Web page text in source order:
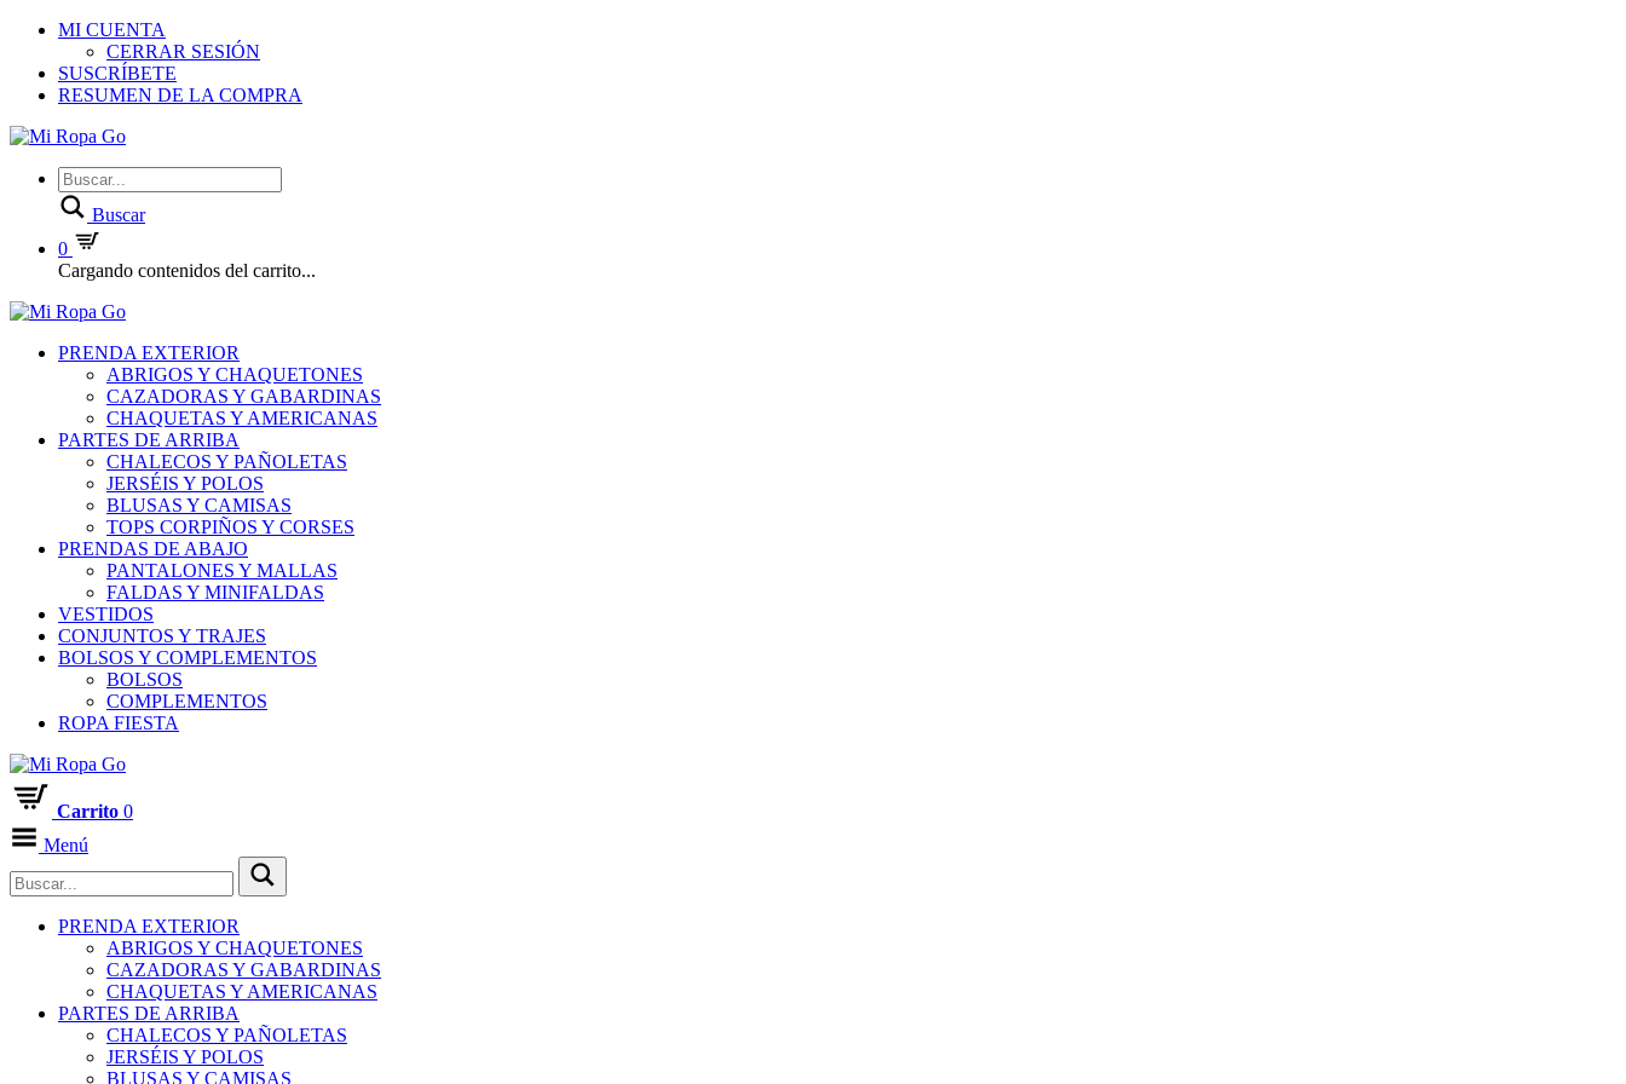
MI CUENTA
CERRAR SESIÓN
SUSCRÍBETE
RESUMEN DE LA COMPRA
Buscar
0
Cargando contenidos del carrito...
PRENDA EXTERIOR
ABRIGOS Y CHAQUETONES
CAZADORAS Y GABARDINAS
CHAQUETAS Y AMERICANAS
PARTES DE ARRIBA
CHALECOS Y PAÑOLETAS
JERSÉIS Y POLOS
BLUSAS Y CAMISAS
TOPS CORPIÑOS Y CORSES
PRENDAS DE ABAJO
PANTALONES Y MALLAS
FALDAS Y MINIFALDAS
VESTIDOS
CONJUNTOS Y TRAJES
BOLSOS Y COMPLEMENTOS
BOLSOS
COMPLEMENTOS
ROPA FIESTA
Carrito 0
Menú
PRENDA EXTERIOR
ABRIGOS Y CHAQUETONES
CAZADORAS Y GABARDINAS
CHAQUETAS Y AMERICANAS
PARTES DE ARRIBA
CHALECOS Y PAÑOLETAS
JERSÉIS Y POLOS
BLUSAS Y CAMISAS